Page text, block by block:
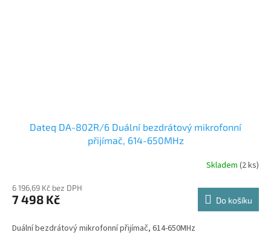
Dateq DA-802R/6 Duální bezdrátový mikrofonní
přijímač, 614-650MHz
Skladem (2 ks)
6 196,69 Kč bez DPH
7 498 Kč Do košíku
Duální bezdrátový mikrofonní přijímač, 614-650MHz